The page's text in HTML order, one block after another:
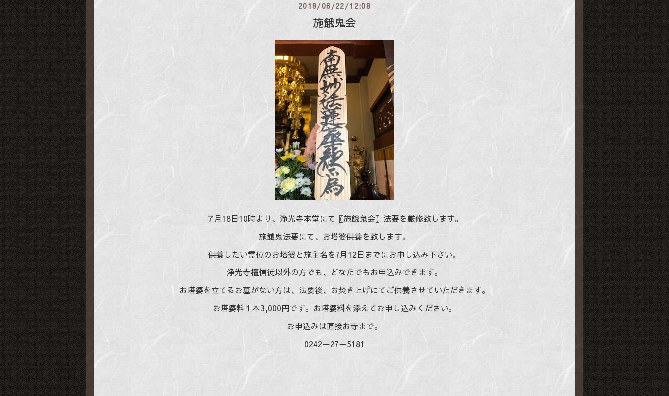
2018/06/22/12:08
施餓鬼会
７月18日10時より、浄光寺本堂にて〖施餓鬼会〗法要を厳修致します。
施餓鬼法要にて、お塔婆供養を致します。
供養したい霊位のお塔婆と施主名を7月12日までにお申し込み下さい。
浄光寺檀信徒以外の方でも、どなたでもお申込みできます。
お塔婆を立てるお墓がない方は、法要後、お焚き上げにてご供養させていただきます。
お塔婆料１本3,000円です。お塔婆料を添えてお申し込みください。
お申込みは直接お寺まで。
0242－27－5181